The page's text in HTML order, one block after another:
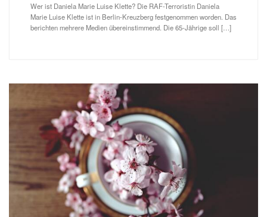
Wer ist Daniela Marie Luise Klette? Die RAF-Terroristin Daniela
Marie Luise Klette ist in Berlin-Kreuzberg festgenommen worden. Das
berichten mehrere Medien übereinstimmend. Die 65-Jährige soll […]